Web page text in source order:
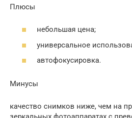
Плюсы
небольшая цена;
универсальное
автофокусировка.
Минусы
качество снимков ниже, чем на